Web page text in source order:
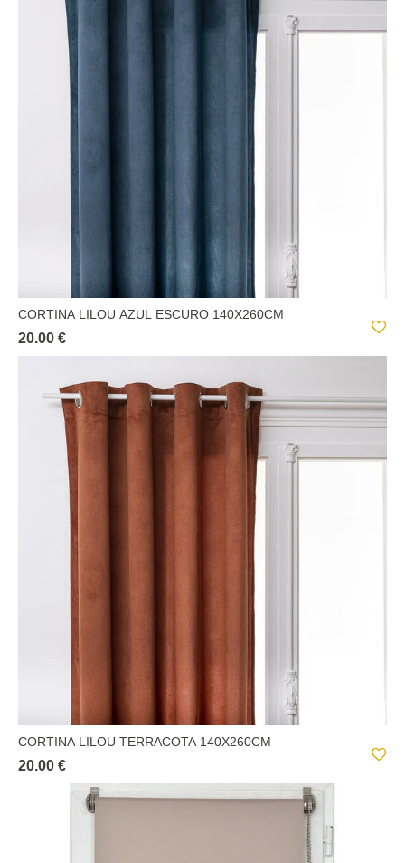
CORTINA LILOU AZUL ESCURO 140X260CM
20.00 €
CORTINA LILOU TERRACOTA 140X260CM
20.00 €